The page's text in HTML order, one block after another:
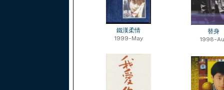
鐵漢柔情
1999-May
替身
1998-